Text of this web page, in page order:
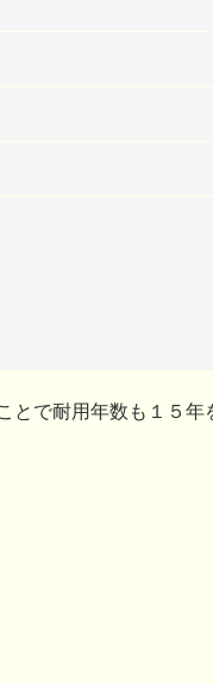
とで耐用年数も１５年